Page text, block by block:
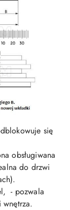
się
obsługiwana
do drzwi
- pozwala
wnętrza.